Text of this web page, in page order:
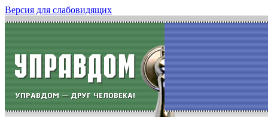
Версия для слабовидящих